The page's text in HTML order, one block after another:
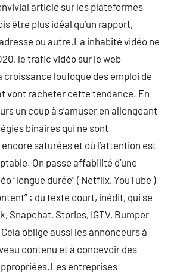
article sur les plateformes
être plus idéal qu’un rapport,
ou autre.La inhabité vidéo ne
le trafic vidéo sur le web
croissance loufoque des emploi de
vont racheter cette tendance. En
un coup à s’amuser en allongeant
binaires qui ne sont
saturées et où l’attention est
On passe affabilité d’une
“longue durée” ( Netflix, YouTube )
: du texte court, inédit, qui se
Snapchat, Stories, IGTV, Bumper
oblige aussi les annonceurs à
contenu et à concevoir des
entreprises